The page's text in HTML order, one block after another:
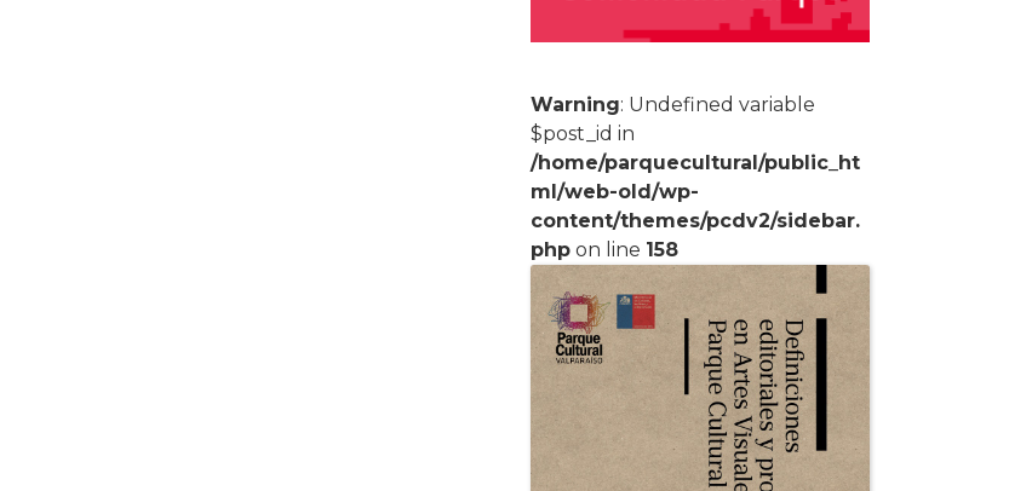
Warning: Undefined variable
$post_id in
/home/parquecultural/public_ht
ml/web-old/wp-
content/themes/pcdv2/sidebar.
php on line 158